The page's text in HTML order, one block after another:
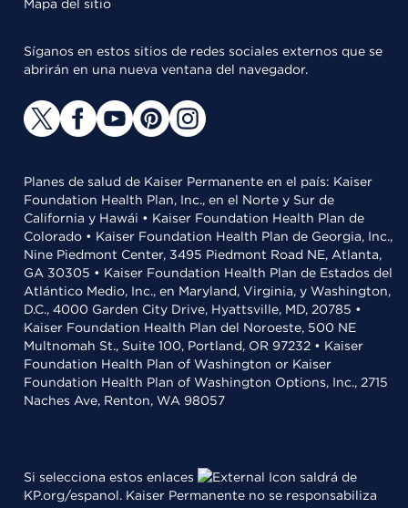
Mapa del sitio
Síganos en estos sitios de redes sociales externos que se
abrirán en una nueva ventana del navegador.
Planes de salud de Kaiser Permanente en el país: Kaiser
Foundation Health Plan, Inc., en el Norte y Sur de
California y Hawái • Kaiser Foundation Health Plan de
Colorado • Kaiser Foundation Health Plan de Georgia, Inc.,
Nine Piedmont Center, 3495 Piedmont Road NE, Atlanta,
GA 30305 • Kaiser Foundation Health Plan de Estados del
Atlántico Medio, Inc., en Maryland, Virginia, y Washington,
D.C., 4000 Garden City Drive, Hyattsville, MD, 20785 •
Kaiser Foundation Health Plan del Noroeste, 500 NE
Multnomah St., Suite 100, Portland, OR 97232 • Kaiser
Foundation Health Plan of Washington or Kaiser
Foundation Health Plan of Washington Options, Inc., 2715
Naches Ave, Renton, WA 98057
Si selecciona estos enlaces
saldrá de
KP.org/espanol. Kaiser Permanente no se responsabiliza